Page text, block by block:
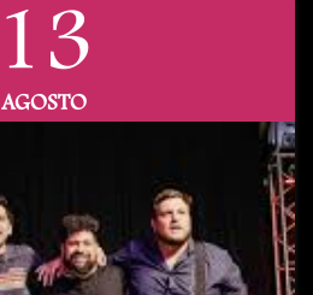
13
AGOSTO